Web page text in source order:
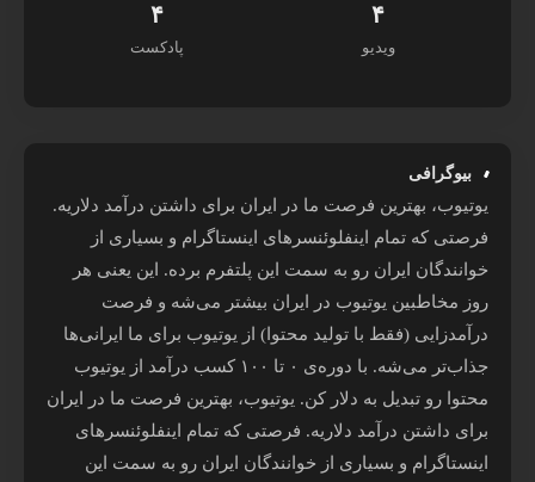
۴
ویدیو
۴
پادکست
بیوگرافی
یوتیوب، بهترین فرصت ما در ایران برای داشتن درآمد دلاریه.
فرصتی که تمام اینفلوئنسرهای اینستاگرام و بسیاری از
خوانندگان ایران رو به سمت این پلتفرم برده. این یعنی هر
روز مخاطبین یوتیوب در ایران بیشتر می‌شه و فرصت
درآمدزایی (فقط با تولید محتوا) از یوتیوب برای ما ایرانی‌ها
جذاب‌تر می‌شه. با دوره‌ی ۰ تا ۱۰۰ کسب درآمد از یوتیوب
محتوا رو تبدیل به دلار کن. یوتیوب، بهترین فرصت ما در ایران
برای داشتن درآمد دلاریه. فرصتی که تمام اینفلوئنسرهای
اینستاگرام و بسیاری از خوانندگان ایران رو به سمت این